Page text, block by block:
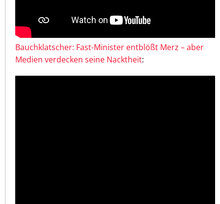
Bauchklatscher: Fast-Minister entblößt Merz – aber
Medien verdecken seine Nacktheit: